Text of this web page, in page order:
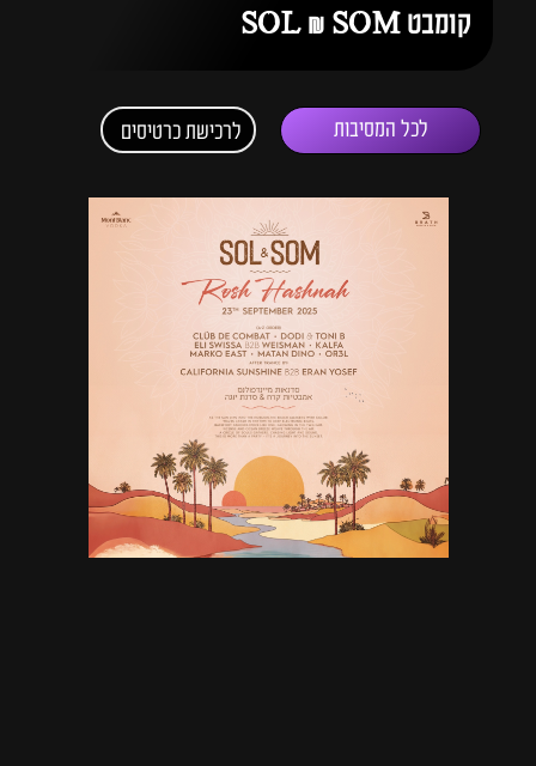
קומבט SOL & SOM
לכל המסיבות לרכישת כרטיסים